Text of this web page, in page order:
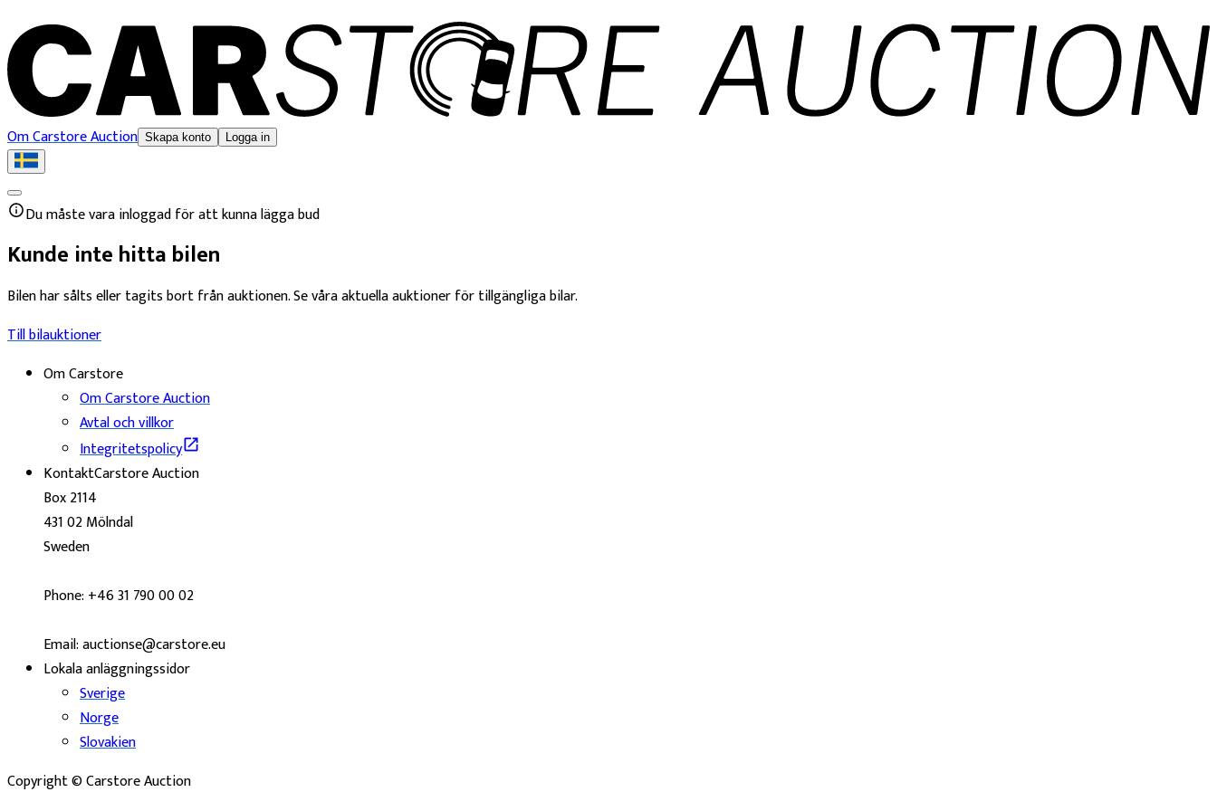
Om Carstore Auction Skapa konto Logga in
Du måste vara inloggad för att kunna lägga bud
Kunde inte hitta bilen
Bilen har sålts eller tagits bort från auktionen. Se våra aktuella auktioner för tillgängliga bilar.
Till bilauktioner
Om Carstore
Om Carstore Auction
Avtal och villkor
Integritetspolicy
KontaktCarstore Auction
Box 2114
431 02 Mölndal
Sweden
Phone: +46 31 790 00 02
Email: auctionse@carstore.eu
Lokala anläggningssidor
Sverige
Norge
Slovakien
Copyright © Carstore Auction